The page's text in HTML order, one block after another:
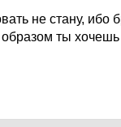
не стану, ибо
ты хочешь